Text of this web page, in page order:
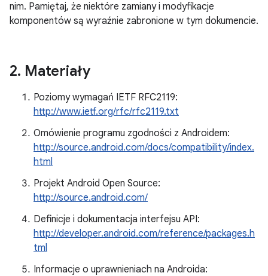
nim. Pamiętaj, że niektóre zamiany i modyfikacje
komponentów są wyraźnie zabronione w tym dokumencie.
2. Materiały
Poziomy wymagań IETF RFC2119:
http://www.ietf.org/rfc/rfc2119.txt
Omówienie programu zgodności z Androidem:
http://source.android.com/docs/compatibility/index.
html
Projekt Android Open Source:
http://source.android.com/
Definicje i dokumentacja interfejsu API:
http://developer.android.com/reference/packages.h
tml
Informacje o uprawnieniach na Androida: